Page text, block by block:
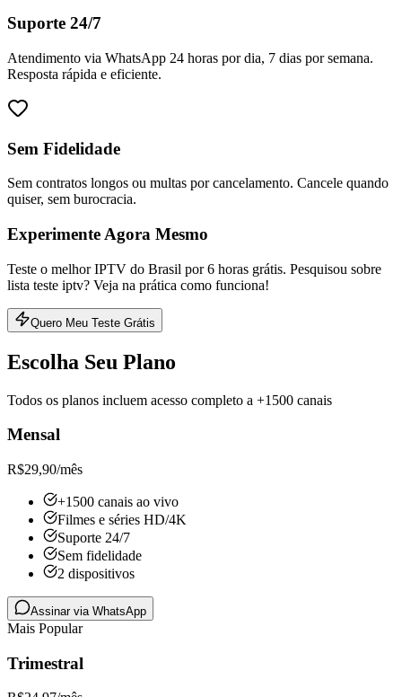
Suporte 24/7
Atendimento via WhatsApp 24 horas por dia, 7 dias por semana.
Resposta rápida e eficiente.
Sem Fidelidade
Sem contratos longos ou multas por cancelamento. Cancele quando
quiser, sem burocracia.
Experimente Agora Mesmo
Teste o melhor IPTV do Brasil por 6 horas grátis. Pesquisou sobre
lista teste iptv? Veja na prática como funciona!
Quero Meu Teste Grátis
Escolha Seu Plano
Todos os planos incluem acesso completo a +1500 canais
Mensal
R$29,90/mês
+1500 canais ao vivo
Filmes e séries HD/4K
Suporte 24/7
Sem fidelidade
2 dispositivos
Assinar via WhatsApp
Mais Popular
Trimestral